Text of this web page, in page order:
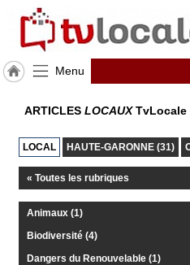
Menu
ACCUEIL
Toulouse
TvLocale
France
ARTICLES LOCAUXTvLocale
LOCAL HAUTE-GARONNE (31)
« Toutes les rubriques
Animaux (1)
Biodiversité (4)
Dangers du Renouvelable (1)